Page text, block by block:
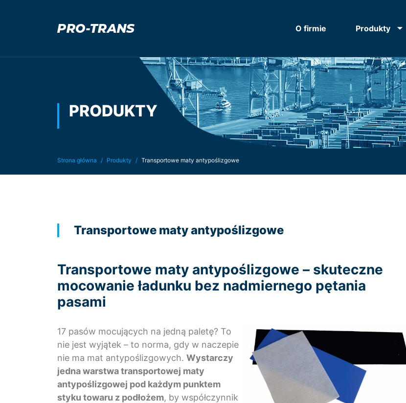
O firmie Produkty
PRODUKTY
Jesteś tutaj:
Strona główna Produkty Transportowe maty antypoślizgowe
Transportowe maty antypoślizgowe
Transportowe maty antypoślizgowe – skuteczne
mocowanie ładunku bez nadmiernego pętania
pasami
17 pasów mocujących na jedną paletę? To
nie jest wyjątek – to norma, gdy w naczepie
nie ma mat antypoślizgowych. Wystarczy
jedna warstwa transportowej maty
antypoślizgowej pod każdym punktem
styku towaru z podłożem, by współczynnik